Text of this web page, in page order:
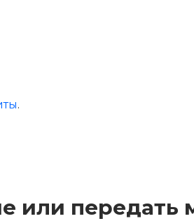
.
или передать